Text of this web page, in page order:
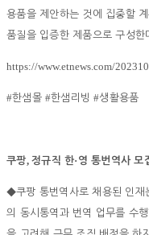
용품을 제안하는 것에 집중할
품질을 입증한 제품으로 구성한
https://www.etnews.com/
#한샘몰#한샘리빙#생활용품
쿠팡,정규직 한· 영 통번역사 모
◆쿠팡 통번역사로 채용된 인재
의 동시통역과 번역 업무를 수